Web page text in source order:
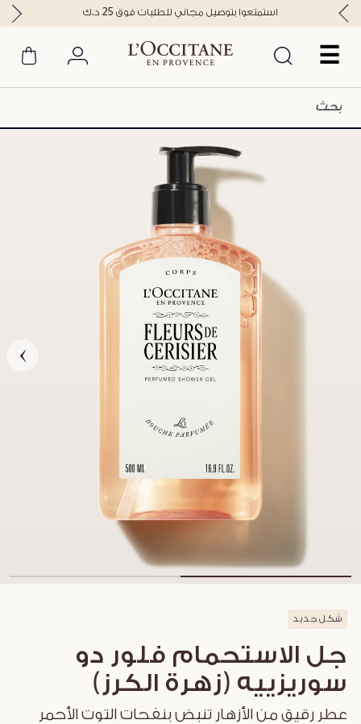
☰
استمتعوا بتوصيل مجاني للطلبات فوق 25 د.ك
شكل جديد
جل الاستحمام فلور دو
سوريزييه (زهرة الكرز)
عطر رقيق من الأزهار تنبض بنفحات التوت الأحمر